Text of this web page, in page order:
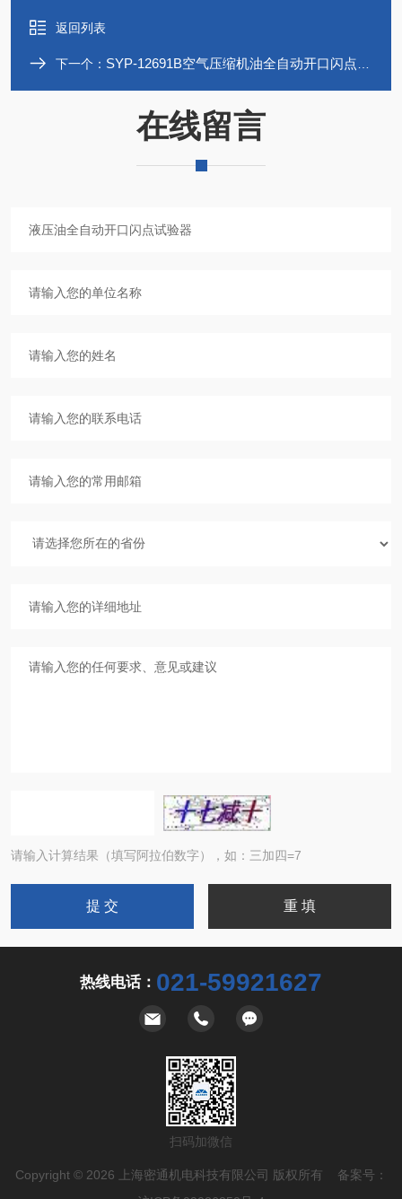
返回列表
下一个： SYP-12691B空气压缩机油全自动开口闪点试验器
在线留言
请输入计算结果（填写阿拉伯数字），如：三加四=7
热线电话： 021-59921627
扫码加微信
Copyright © 2026 上海密通机电科技有限公司 版权所有 备案号：